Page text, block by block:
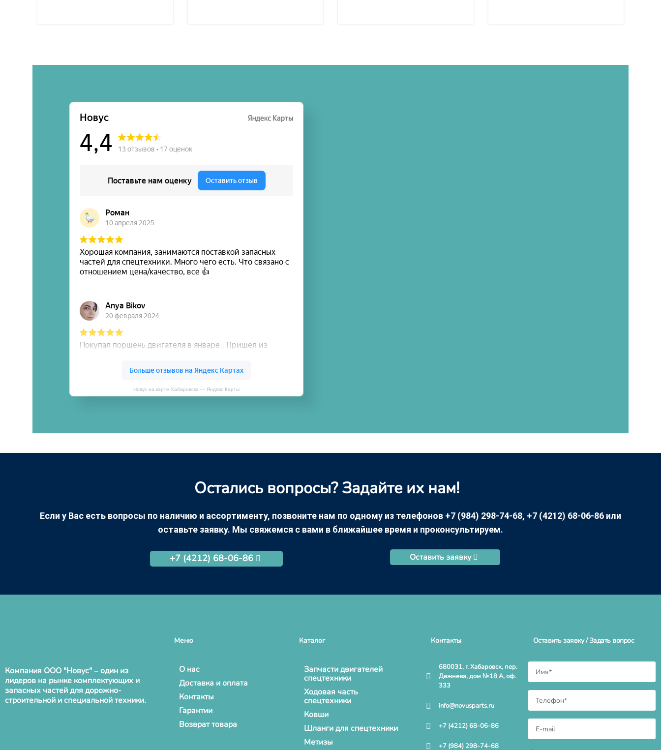
Новус на карте Хабаровска — Яндекс Карты
Остались вопросы? Задайте их нам!
Если у Вас есть вопросы по наличию и ассортименту, позвоните нам по одному из телефонов +7 (984) 298-74-68, +7 (4212) 68-06-86 или
оставьте заявку. Мы свяжемся с вами в ближайшее время и проконсультируем.
+7 (4212) 68-06-86 Оставить заявку
Компания ООО "Новус" – один из
лидеров на рынке комплектующих и
запасных частей для дорожно-
строительной и специальной техники.
Меню
О нас
Доставка и оплата
Контакты
Гарантии
Возврат товара
Каталог
Запчасти двигателей
спецтехники
Ходовая часть
спецтехники
Ковши
Шланги для спецтехники
Метизы
Контакты
680031, г. Хабаровск, пер.
Дежнева, дом №18 А, оф.
333
info@novusparts.ru
+7 (4212) 68-06-86
+7 (984) 298-74-68
Оставить заявку / Задать вопрос